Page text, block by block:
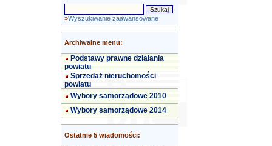
»Wyszukiwanie zaawansowane
Archiwalne menu:
Podstawy prawne działania
powiatu
Sprzedaż nieruchomości
powiatu
Wybory samorządowe 2010
Wybory samorządowe 2014
Ostatnie 5 wiadomości: